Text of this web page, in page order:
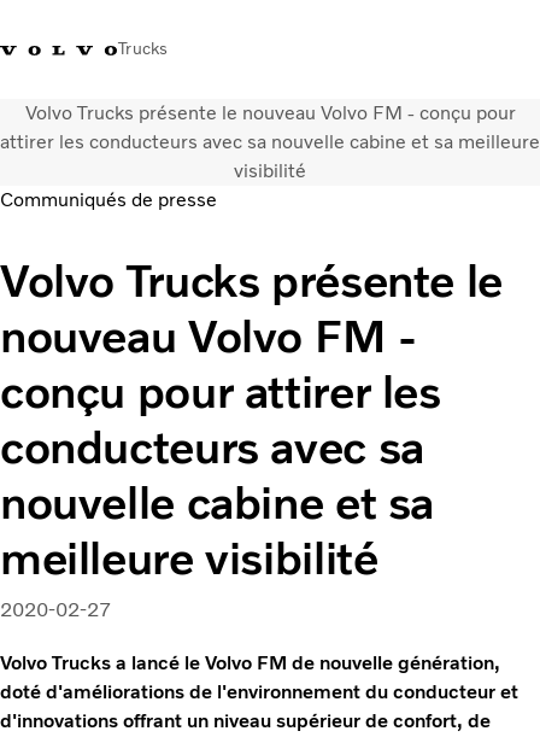
Trucks
+41 21 867 00 11 Volvo Merchandise ShopLog inSuisse German
Véhicules
Configurateur
Services
Carrières
Localisation du réseau
News
Notre société
Contact
Volvo Trucks présente le nouveau Volvo FM - conçu pour
attirer les conducteurs avec sa nouvelle cabine et sa meilleure
visibilité
Communiqués de presse
Volvo Trucks présente le
nouveau Volvo FM -
conçu pour attirer les
conducteurs avec sa
nouvelle cabine et sa
meilleure visibilité
2020-02-27
Volvo Trucks a lancé le Volvo FM de nouvelle génération,
doté d'améliorations de l'environnement du conducteur et
d'innovations offrant un niveau supérieur de confort, de